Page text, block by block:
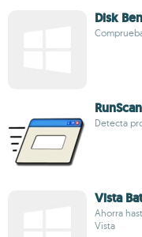
Disk
Detecta
Vista
Ahorra
Vista